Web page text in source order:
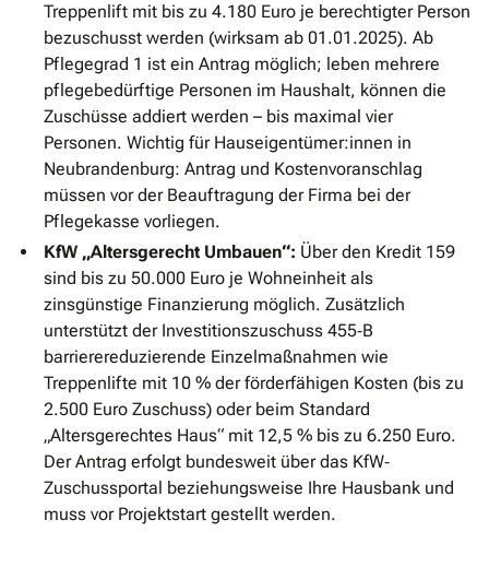
Treppenlift mit bis zu 4.180 Euro je berechtigter Person
bezuschusst werden (wirksam ab 01.01.2025). Ab
Pflegegrad 1 ist ein Antrag möglich; leben mehrere
pflegebedürftige Personen im Haushalt, können die
Zuschüsse addiert werden – bis maximal vier
Personen. Wichtig für Hauseigentümer:innen in
Neubrandenburg: Antrag und Kostenvoranschlag
müssen vor der Beauftragung der Firma bei der
Pflegekasse vorliegen.
KfW „Altersgerecht Umbauen“: Über den Kredit 159
sind bis zu 50.000 Euro je Wohneinheit als
zinsgünstige Finanzierung möglich. Zusätzlich
unterstützt der Investitionszuschuss 455‐B
barrierereduzierende Einzelmaßnahmen wie
Treppenlifte mit 10 % der förderfähigen Kosten (bis zu
2.500 Euro Zuschuss) oder beim Standard
„Altersgerechtes Haus“ mit 12,5 % bis zu 6.250 Euro.
Der Antrag erfolgt bundesweit über das KfW‐
Zuschussportal beziehungsweise Ihre Hausbank und
muss vor Projektstart gestellt werden.